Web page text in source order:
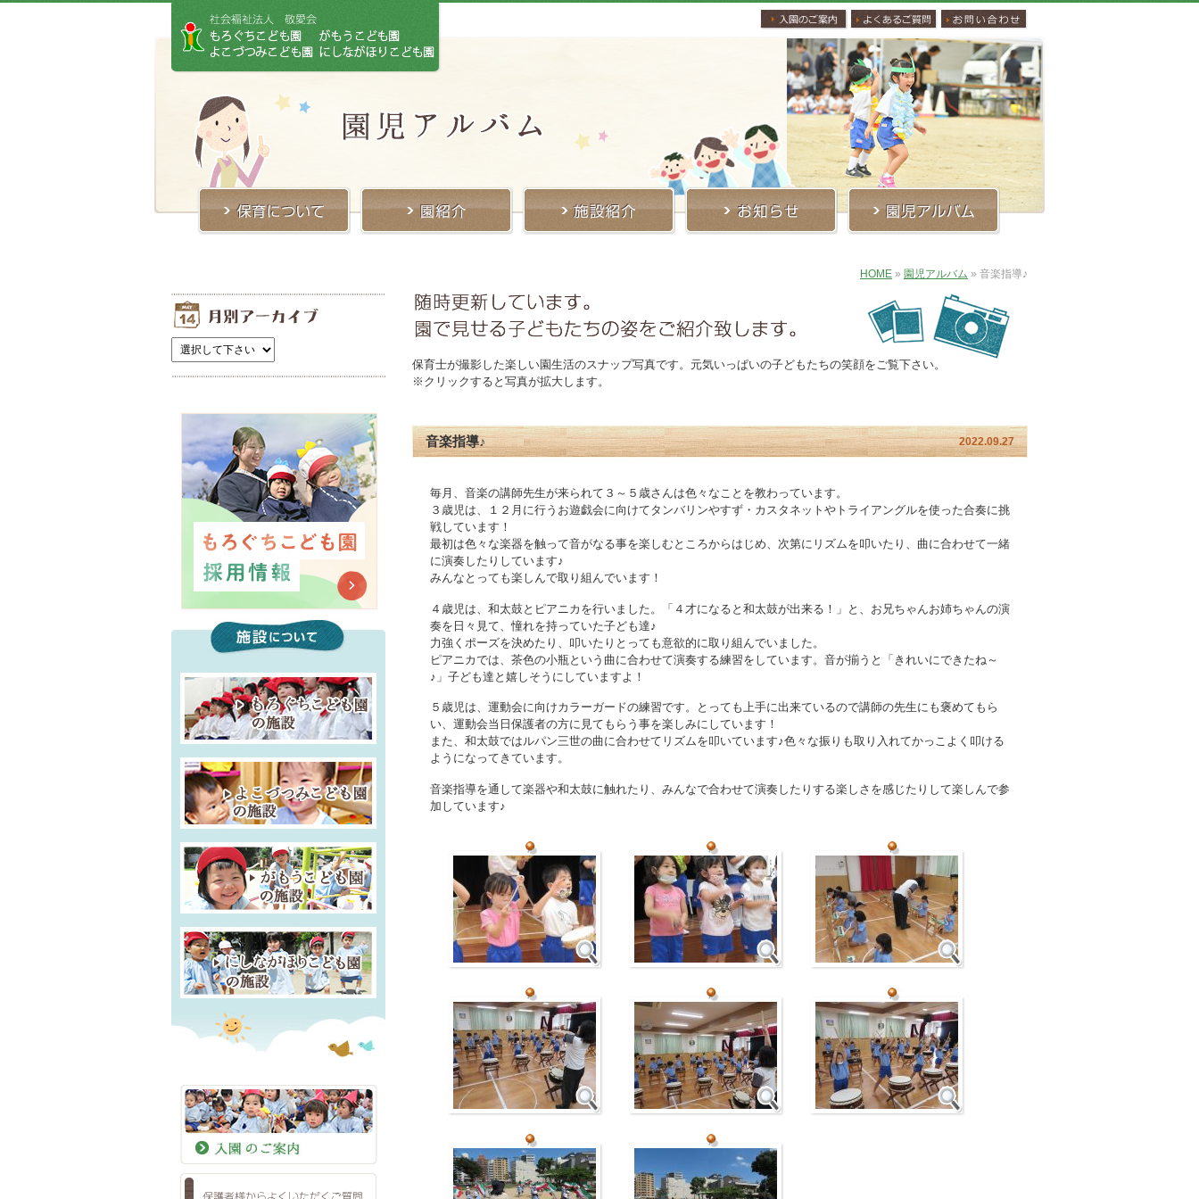
HOME » 園児アルバム » 音楽指導♪
保育士が撮影した楽しい園生活のスナップ写真です。元気いっぱいの子どもたちの笑顔をご覧下さい。
※クリックすると写真が拡大します。
音楽指導♪ 2022.09.27
毎月、音楽の講師先生が来られて３～５歳さんは色々なことを教わっています。
３歳児は、１２月に行うお遊戯会に向けてタンバリンやすず・カスタネットやトライアングルを使った合奏に挑
戦しています！
最初は色々な楽器を触って音がなる事を楽しむところからはじめ、次第にリズムを叩いたり、曲に合わせて一緒
に演奏したりしています♪
みんなとっても楽しんで取り組んでいます！
４歳児は、和太鼓とピアニカを行いました。「４才になると和太鼓が出来る！」と、お兄ちゃんお姉ちゃんの演
奏を日々見て、憧れを持っていた子ども達♪
力強くポーズを決めたり、叩いたりとっても意欲的に取り組んでいました。
ピアニカでは、茶色の小瓶という曲に合わせて演奏する練習をしています。音が揃うと「きれいにできたね～
♪」子ども達と嬉しそうにしていますよ！
５歳児は、運動会に向けカラーガードの練習です。とっても上手に出来ているので講師の先生にも褒めてもら
い、運動会当日保護者の方に見てもらう事を楽しみにしています！
また、和太鼓ではルパン三世の曲に合わせてリズムを叩いています♪色々な振りも取り入れてかっこよく叩ける
ようになってきています。
音楽指導を通して楽器や和太鼓に触れたり、みんなで合わせて演奏したりする楽しさを感じたりして楽しんで参
加しています♪